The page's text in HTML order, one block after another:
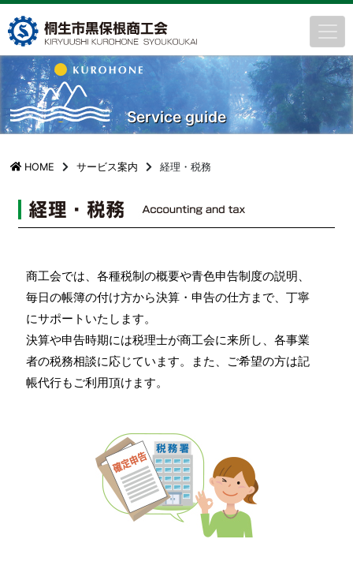
Service guide
HOME サービス案内 経理・税務
商工会では、各種税制の概要や青色申告制度の説明、
毎日の帳簿の付け方から決算・申告の仕方まで、丁寧
にサポートいたします。
決算や申告時期には税理士が商工会に来所し、各事業
者の税務相談に応じています。また、ご希望の方は記
帳代行もご利用頂けます。